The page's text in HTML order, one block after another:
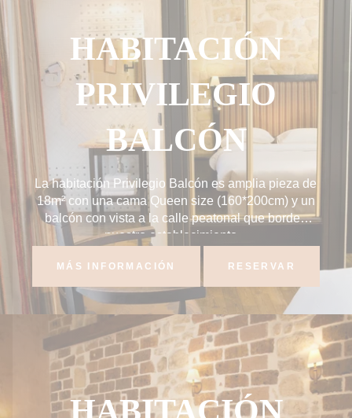
HABITACIÓN
PRIVILEGIO
BALCÓN
La habitación Privilegio Balcón es amplia pieza de
18m² con una cama Queen size (160*200cm) y un
balcón con vista a la calle peatonal que bordea
nuestro establecimiento...
MÁS INFORMACIÓN RESERVAR